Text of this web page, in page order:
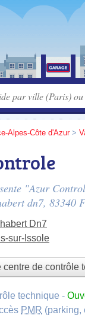
Alpes-Côte d'Azur>
"Azur
dn7, 83340
Dn7
sur-Issole
centre de contrôle
technique -
PMR (parking,